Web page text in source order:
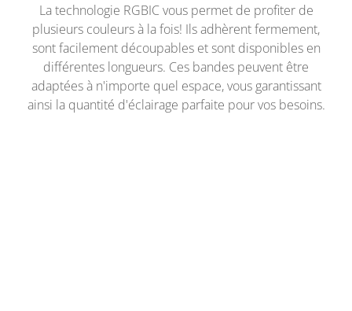
La technologie RGBIC vous permet de profiter de
plusieurs couleurs à la fois! Ils adhèrent fermement,
sont facilement découpables et sont disponibles en
différentes longueurs. Ces bandes peuvent être
adaptées à n'importe quel espace, vous garantissant
ainsi la quantité d'éclairage parfaite pour vos besoins.